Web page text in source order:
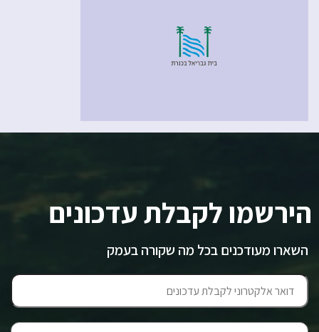
הירשמו לקבלת עדכונים
השארו מעודכנים בכל מה שקורה בעמק